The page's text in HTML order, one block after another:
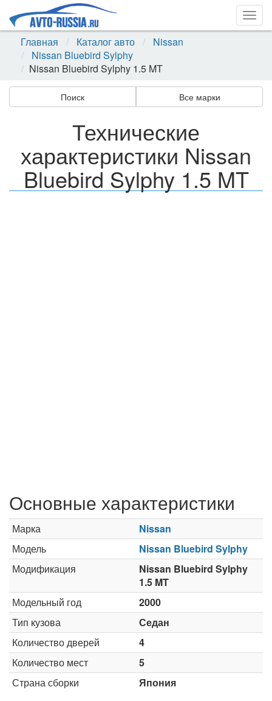
Главная
Каталог авто
Nissan
Nissan Bluebird Sylphy
Nissan Bluebird Sylphy 1.5 MT
Поиск Все марки
Технические
характеристики Nissan
Bluebird Sylphy 1.5 MT
Основные характеристики
Марка
Nissan
Модель
Nissan Bluebird Sylphy
Модификация
Nissan Bluebird Sylphy
1.5 MT
Модельный год
2000
Тип кузова
Седан
Количество дверей
4
Количество мест
5
Страна сборки
Япония